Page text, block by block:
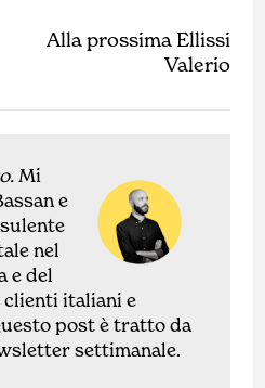
Alla prossima Ellissi
Valerio
Mi
e
sulente
nel
e del
italiani e
post è tratto da
settimanale.